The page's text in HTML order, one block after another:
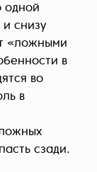
одной
снизу
«ложными
в
во
в
сзади.